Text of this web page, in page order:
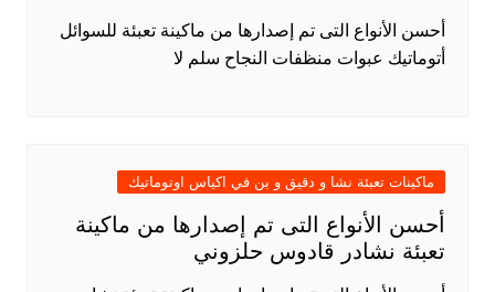
أحسن الأنواع التى تم إصدارها من ماكينة تعبئة للسوائل
أتوماتيك عبوات منظفات النجاح سلم لا
ماكينات تعبئة نشا و دقيق و بن في اكياس اوتوماتيك
أحسن الأنواع التى تم إصدارها من ماكينة
تعبئة نشادر قادوس حلزوني